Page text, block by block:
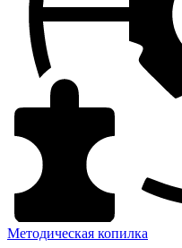
Методическая копилка